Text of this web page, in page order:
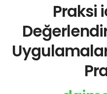
Praksi